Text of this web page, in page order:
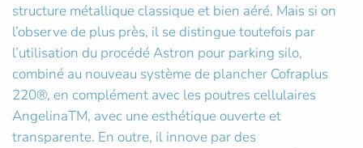
structure métallique classique et bien aéré. Mais si on
l’observe de plus près, il se distingue toutefois par
l’utilisation du procédé Astron pour parking silo,
combiné au nouveau système de plancher Cofraplus
220®, en complément avec les poutres cellulaires
AngelinaTM, avec une esthétique ouverte et
transparente. En outre, il innove par des